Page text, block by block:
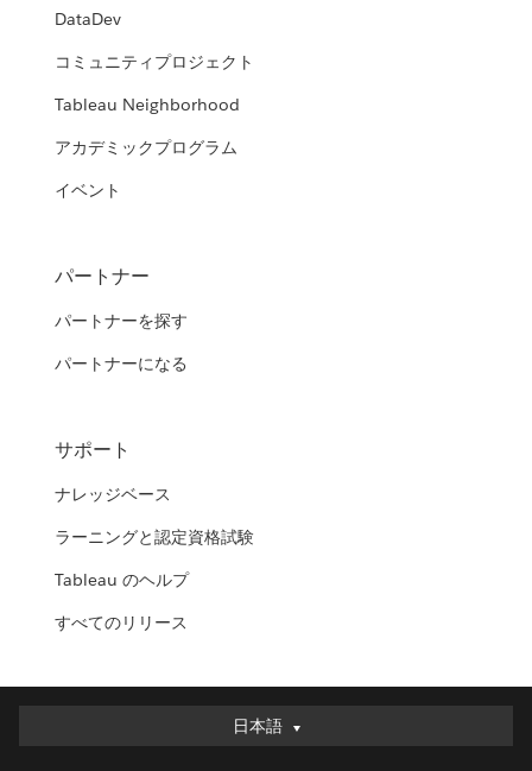
DataDev
コミュニティプロジェクト
Tableau Neighborhood
アカデミックプログラム
イベント
パートナー
パートナーを探す
パートナーになる
サポート
ナレッジベース
ラーニングと認定資格試験
Tableau のヘルプ
すべてのリリース
日本語
日本語